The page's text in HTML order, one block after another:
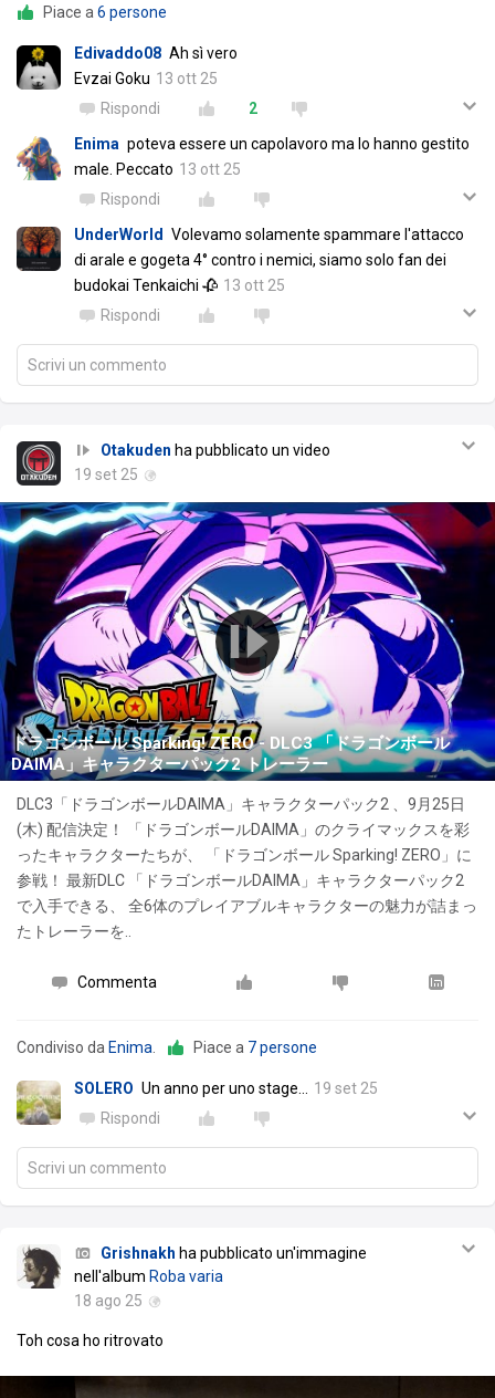
Piace a 6 persone
Edivaddo08 Ah sì vero
Evzai Goku 13 ott 25
Rispondi
2
Enima poteva essere un capolavoro ma lo hanno gestito
male. Peccato 13 ott 25
Rispondi
UnderWorld Volevamo solamente spammare l'attacco
di arale e gogeta 4° contro i nemici, siamo solo fan dei
budokai Tenkaichi 🥀 13 ott 25
Rispondi
Scrivi un commento
Otakuden ha pubblicato un video
19 set 25
ドラゴンボール Sparking! ZERO - DLC3 「ドラゴンボール
DAIMA」キャラクターパック2 トレーラー
DLC3「ドラゴンボールDAIMA」キャラクターパック2 、9月25日
(木) 配信決定！ 「ドラゴンボールDAIMA」のクライマックスを彩
ったキャラクターたちが、 「ドラゴンボール Sparking! ZERO」に
参戦！ 最新DLC 「ドラゴンボールDAIMA」キャラクターパック2
で入手できる、 全6体のプレイアブルキャラクターの魅力が詰まっ
たトレーラーを..
Commenta
Condiviso da Enima Piace a 7 persone
SOLERO Un anno per uno stage...
19 set 25
Rispondi
Scrivi un commento
Grishnakh ha pubblicato un'immagine
nell'album Roba varia
18 ago 25
Toh cosa ho ritrovato